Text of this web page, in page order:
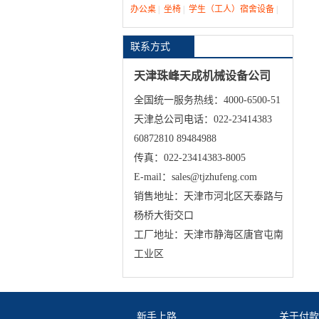
办公桌 坐椅 学生（工人）宿舍设备
联系方式
天津珠峰天成机械设备公司
全国统一服务热线：4000-6500-51
天津总公司电话：022-23414383
60872810 89484988
传真：022-23414383-8005
E-mail：sales@tjzhufeng.com
销售地址：天津市河北区天泰路与
杨桥大街交口
工厂地址：天津市静海区唐官屯南
工业区
新手上路 关于付款